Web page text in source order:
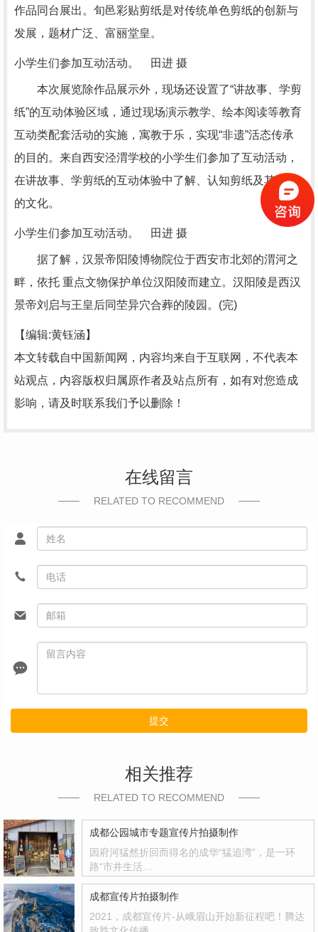
作品同台展出。旬邑彩贴剪纸是对传统单色剪纸的创新与
发展，题材广泛、富丽堂皇。
小学生们参加互动活动。 田进 摄
本次展览除作品展示外，现场还设置了“讲故事、学剪
纸”的互动体验区域，通过现场演示教学、绘本阅读等教育
互动类配套活动的实施，寓教于乐，实现“非遗”活态传承
的目的。来自西安泾渭学校的小学生们参加了互动活动，
在讲故事、学剪纸的互动体验中了解、认知剪纸及其背后
的文化。
小学生们参加互动活动。 田进 摄
据了解，汉景帝阳陵博物院位于西安市北郊的渭河之
畔，依托 重点文物保护单位汉阳陵而建立。汉阳陵是西汉
景帝刘启与王皇后同茔异穴合葬的陵园。(完)
【编辑:黄钰涵】
本文转载自中国新闻网，内容均来自于互联网，不代表本
站观点，内容版权归属原作者及站点所有，如有对您造成
影响，请及时联系我们予以删除！
在线留言
RELATED TO RECOMMEND
提交
相关推荐
RELATED TO RECOMMEND
成都公园城市专题宣传片拍摄制作
因府河猛然折回而得名的成华“猛追湾”，是一环
路“市井生活…
成都宣传片拍摄制作
2021，成都宣传片-从峨眉山开始新征程吧！腾达